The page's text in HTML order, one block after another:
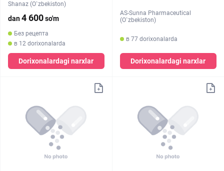
Shanaz (O`zbekiston)
dan4 600so'm
Без рецепта
в 12 dorixonalarda
Dorixonalardagi narxlar
AS-Sunna Pharmaceutical
(O`zbekiston)
в 77 dorixonalarda
Dorixonalardagi narxlar